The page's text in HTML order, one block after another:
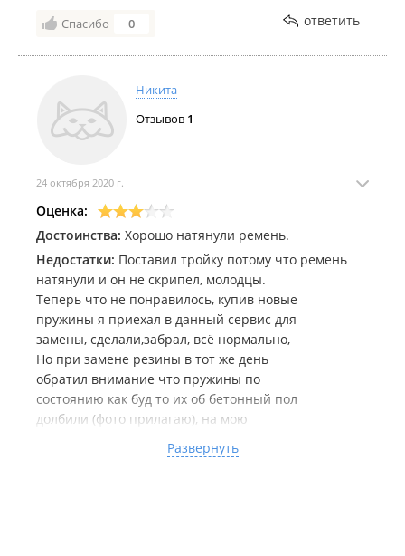
Спасибо 0 ответить
Никита
Отзывов 1
24 октября 2020 г.
Оценка:
Достоинства: Хорошо натянули ремень.
Недостатки: Поставил тройку потому что ремень
натянули и он не скрипел, молодцы.
Теперь что не понравилось, купив новые
пружины я приехал в данный сервис для
замены, сделали,забрал, всё нормально,
Но при замене резины в тот же день
обратил внимание что пружины по
состоянию как буд то их об бетонный пол
долбили (фото прилагаю), на мою
мастеру который производил ремонт,
Развернуть